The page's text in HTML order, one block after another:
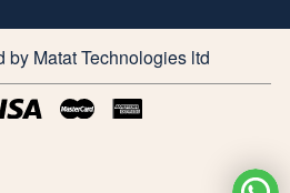
by Matat Technologies ltd